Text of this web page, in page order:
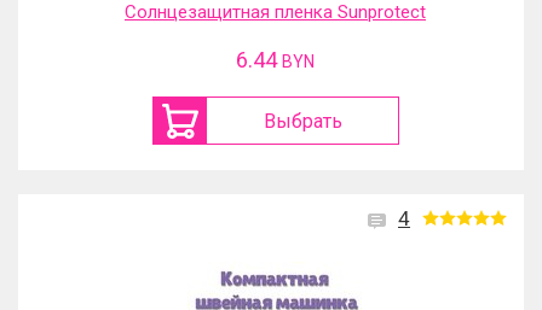
Солнцезащитная пленка Sunprotect
6.44 BYN
Выбрать
4